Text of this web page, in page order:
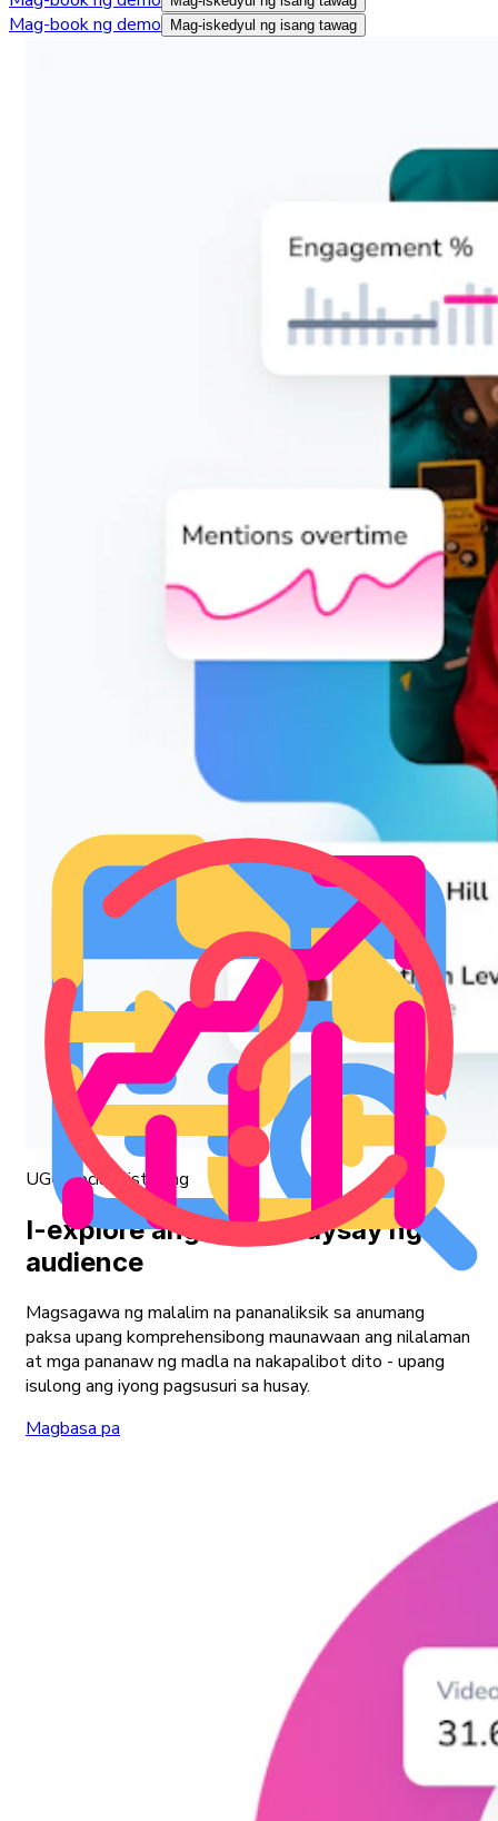
Mag-book ng demo Mag-iskedyul ng isang tawag
UGC Social Listening
I-explore ang mga salaysay ng
audience
Magsagawa ng malalim na pananaliksik sa anumang
paksa upang komprehensibong maunawaan ang nilalaman
at mga pananaw ng madla na nakapalibot dito - upang
isulong ang iyong pagsusuri sa husay.
Magbasa pa